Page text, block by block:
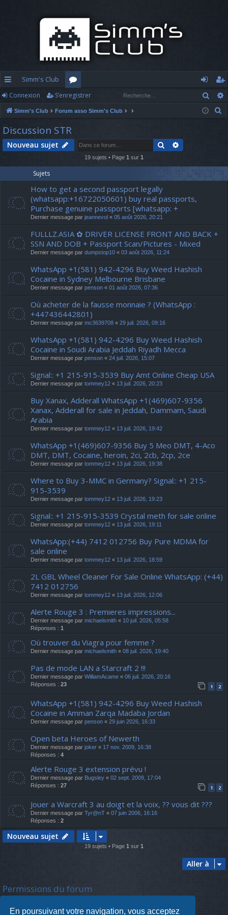
En poursuivant votre navigation, vous acceptez
cc
ès
ra
pi
e
Simm's Club
or
u
m
o
n
n
’e
nr
r
Connexion S’enregistrer
Simm's Club Forum asso Simm's Club
r
Discussion STR
Nouveau sujet Rechercher
19 sujets • Page 1 sur 1
Sujets
How to get a second passport legally
(whatsapp:+16722050601) buy real passports,
Purchase genuine passports [whatsapp: +
Dernier message par jeannevol « 05 août 2026, 20:21
FULLLZ.ASIA ✿ DRIVER LICENSE FRONT AND BACK +
SSN AND DOB + Passport Scan/Pictures - Mixed
Dernier message par dumpstop10 « 03 août 2026, 11:24
WhatsApp +1(581) 942-4296 Buy Weed Hashish
Cocaine in Sydney Melbourne Brisbane
Dernier message par penson « 01 août 2026, 07:36
Où acheter de la fausse monnaie ? (WhatsApp :
+447436442801)
Dernier message par mc3639708 « 29 juil. 2026, 09:16
WhatsApp +1(581) 942-4296 Buy Weed Hashish
Cocaine in Soudi Arabia Jeddah Riyadh Mecca
Dernier message par penson « 24 juil. 2026, 15:07
Signal:: +1 215-915-3539 Buy Amt Online Cheap USA
Dernier message par tommey12 « 13 juil. 2026, 20:23
Buy Xanax, Adderall WhatsApp +1(469)607-9356
Xanax, Adderall for sale in Jeddah, Dammam, Saudi
Arabia
Dernier message par tommey12 « 13 juil. 2026, 19:42
WhatsApp +1(469)607-9356 Buy 5 Meo DMT, 4-Aco
DMT, DMT, Cocaine, heroin, 2ci, 2cb, 2cp, 2ce
Dernier message par tommey12 « 13 juil. 2026, 19:38
Where to Buy 3-MMC in Germany? Signal:: +1 215-
915-3539
Dernier message par tommey12 « 13 juil. 2026, 19:23
Signal:: +1 215-915-3539 Crystal meth for sale online
Dernier message par tommey12 « 13 juil. 2026, 19:11
WhatsApp:(+44) 7412 012756 Buy Pure MDMA for
sale online
Dernier message par tommey12 « 13 juil. 2026, 18:59
2L GBL Wheel Cleaner For Sale Online WhatsApp: (+44)
7412 012756
Dernier message par tommey12 « 13 juil. 2026, 12:06
Alerte Rouge 3 : Premieres impressions...
Dernier message par michaelsmith « 10 juil. 2026, 05:58
Réponses : 1
Où trouver du Viagra pour femme ?
Dernier message par michaelsmith « 08 juil. 2026, 19:40
Pas de mode LAN a Starcraft 2 !!!
Dernier message par WilliamAcame « 06 juil. 2026, 20:16
Réponses : 23 1 2
WhatsApp +1(581) 942-4296 Buy Weed Hashish
Cocaine in Amman Zarqa Madaba Jordan
Dernier message par penson « 29 juin 2026, 16:33
Open beta Heroes of Newerth
Dernier message par joker « 17 nov. 2009, 16:38
Réponses : 4
Alerte Rouge 3 extension prévu !
Dernier message par Bugsley « 02 sept. 2009, 17:04
Réponses : 27 1 2
Jouer a Warcraft 3 au doigt et la voix, ?? vous dit ???
Dernier message par Tyr@nT « 07 juin 2006, 16:16
Réponses : 2
Nouveau sujet
19 sujets • Page 1 sur 1
Aller à
Permissions du forum
Vous
ne pouvez pas
répondre aux sujets